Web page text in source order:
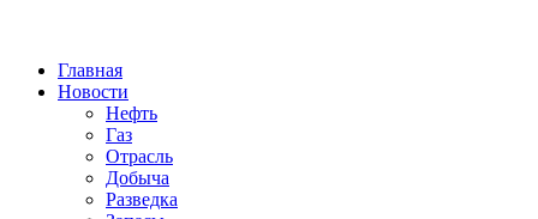
Главная
Новости
Нефть
Газ
Отрасль
Добыча
Разведка